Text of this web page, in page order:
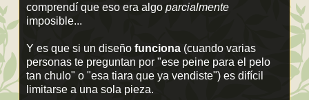
comprendí que eso era algo parcialmente
imposible...
Y es que si un diseño funciona (cuando varias
personas te preguntan por "ese peine para el pelo
tan chulo" o "esa tiara que ya vendiste") es difícil
limitarse a una sola pieza.